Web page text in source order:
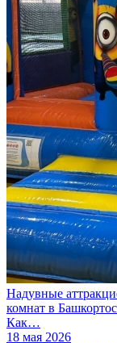
Надувные
комнат в
Как…
18 мая 2026